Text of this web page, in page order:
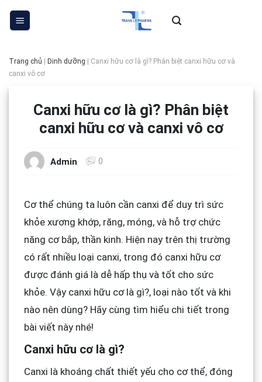
Skip
Trang chủ Dinh dưỡng
Canxi hữu cơ là gì? Phân biệt canxi hữu cơ và
canxi vô cơ
Canxi hữu cơ là gì? Phân biệt
canxi hữu cơ và canxi vô cơ
Admin 0
Cơ thể chúng ta luôn cần canxi để duy trì sức
khỏe xương khớp, răng, móng, và hỗ trợ chức
năng cơ bắp, thần kinh. Hiện nay trên thị trường
có rất nhiều loại canxi, trong đó canxi hữu cơ
được đánh giá là dễ hấp thụ và tốt cho sức
khỏe. Vậy canxi hữu cơ là gì?, loại nào tốt và khi
nào nên dùng? Hãy cùng tìm hiểu chi tiết trong
bài viết này nhé!
Canxi hữu cơ là gì?
Canxi là khoáng chất thiết yếu cho cơ thể, đóng